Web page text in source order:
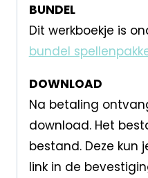
BUNDEL
Dit werkboekje is
bundel
DOWNLOAD
Na betaling
download. Het
bestand. Deze kun
link in de